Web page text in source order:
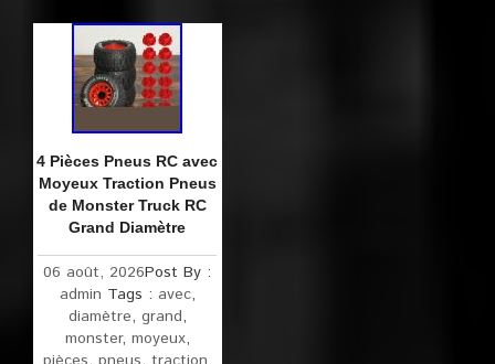
4 Pièces Pneus RC avec
Moyeux Traction Pneus
de Monster Truck RC
Grand Diamètre
06 août, 2026Post By :
admin Tags : avec,
diamètre, grand,
monster, moyeux,